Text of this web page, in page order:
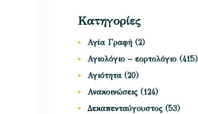
Κατηγορίες
Αγία Γραφή (2)
Αγιολόγιο – εορτολόγιο (415)
Αγιότητα(20)
Ανακοινώσεις (124)
Δεκαπενταύγουστος (53)